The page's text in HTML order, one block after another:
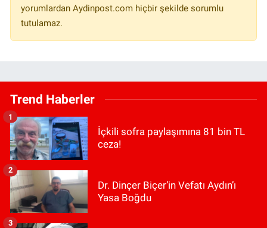
yorumlardan Aydinpost.com hiçbir şekilde sorumlu
tutulamaz.
Trend Haberler
İçkili sofra paylaşımına 81 bin TL
ceza!
1
Dr. Dinçer Biçer’in Vefatı Aydın’ı
Yasa Boğdu
2
3